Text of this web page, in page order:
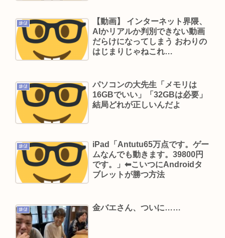
悪いとか言ってる癖に口だけは素直なんだな！週
刊誌から金もらってるだろ」
加藤小夏(おなつ)「演技中に惚れてしまった俳優が
【土用丑の日に食中毒】ドン・キホーテ出店の露
店で「うなぎの蒲焼」食べ14人が発熱や下痢
おまえらが今までに使った事がある【ズル休み】
パズー「お父さん嘘つき呼ばわりされて死んじゃ
った」ってセリフあるけど、どんな自殺方法だっ
たの？
嫌儲
【動画】 インターネット界隈、
AIかリアルか判別できない動画
だらけになってしまう おわりの
はじまりじゃねこれ…
嫌儲
パソコンの大先生「メモリは
16GBでいい」「32GBは必要」
結局どれが正しいんだよ
嫌儲
iPad「Antutu65万点です。ゲー
ムなんでも動きます。39800円
です。」⬅こいつにAndroidタ
ブレットが勝つ方法
嫌儲 金バエさん、ついに……